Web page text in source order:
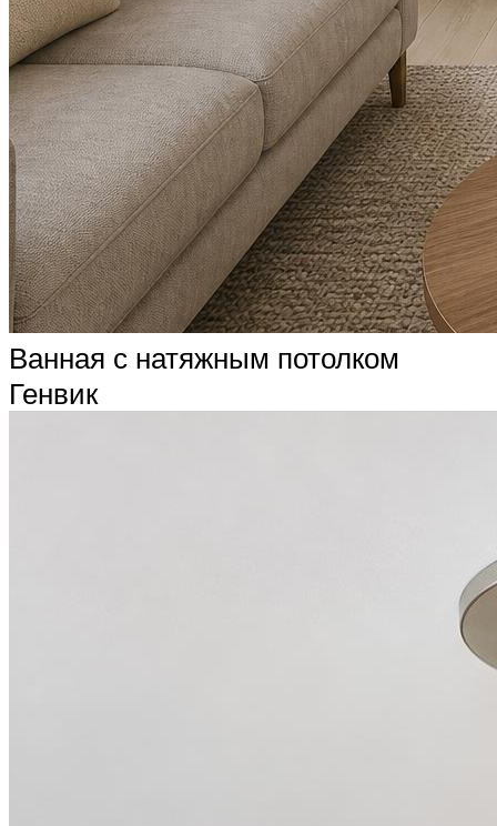
Ванная с натяжным потолком
Генвик